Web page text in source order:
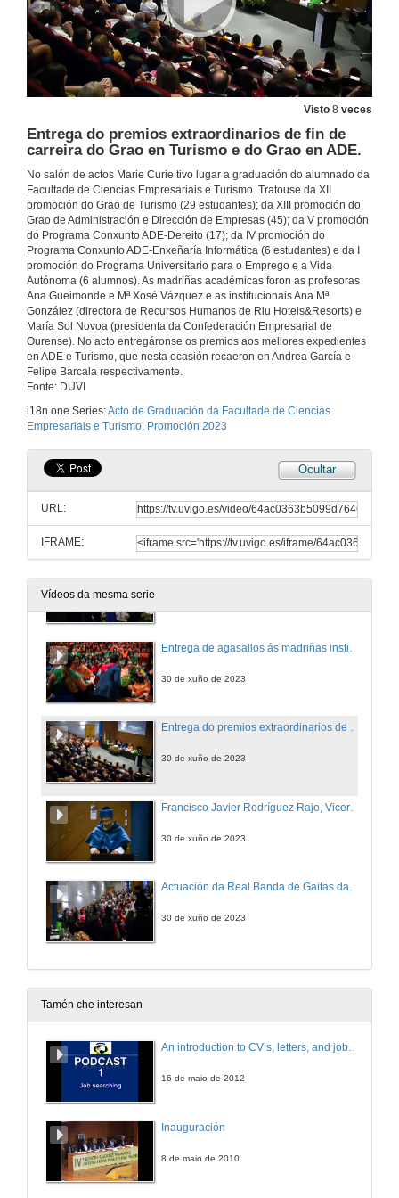
Visto 8 veces
Entrega do premios extraordinarios de fin de
carreira do Grao en Turismo e do Grao en ADE.
No salón de actos Marie Curie tivo lugar a graduación do alumnado da
Facultade de Ciencias Empresariais e Turismo. Tratouse da XII
promoción do Grao de Turismo (29 estudantes); da XIII promoción do
Grao de Administración e Dirección de Empresas (45); da V promoción
do Programa Conxunto ADE-Dereito (17); da IV promoción do
Programa Conxunto ADE-Enxeñaría Informática (6 estudantes) e da I
promoción do Programa Universitario para o Emprego e a Vida
Autónoma (6 alumnos). As madriñas académicas foron as profesoras
Ana Gueimonde e Mª Xosé Vázquez e as institucionais Ana Mª
González (directora de Recursos Humanos de Riu Hotels&Resorts) e
María Sol Novoa (presidenta da Confederación Empresarial de
Ourense). No acto entregáronse os premios aos mellores expedientes
en ADE e Turismo, que nesta ocasión recaeron en Andrea García e
Felipe Barcala respectivamente.
Fonte: DUVI
i18n.one.Series:Acto de Graduación da Facultade de Ciencias
Empresariais e Turismo. Promoción 2023
Ocultar
URL:
IFRAME:
Vídeos da mesma serie
Intervención de Ana María González, madriña institucional da duodécima promoción do Grao en Turismo
30 de xuño de 2023
Intervención de Maria Sol Novoa Rodríguez, madriña institucional da13ª promoción do Grao en Administración e Dirección de Empresas, da 4ª promoción do pceo ADE-Enxeñaría Informática e da 5ª promoción do pceo ADE-Dereito
Intervención de Sara González Rúa e Gissela del Rocio Guamá Heredia, representantes da titulación de Turismo
30 de xuño de 2023
Intervención de Edgar Currás Fernández e Adrián Martínez Solleiro, representantes da titulación de ADE
30 de xuño de 2023
30 de xuño de 2023
30 de xuño de 2023
30 de xuño de 2023
Entrega do premios extraordinarios de fin de carreira do Grao en Turismo e do Grao en ADE.
30 de xuño de 2023
30 de xuño de 2023
Actuación da Real Banda de Gaitas da Depùtación de Ourense
30 de xuño de 2023
Tamén che interesan
An introduction to CV’s, letters, and job searching
16 de maio de 2012
Inauguración
8 de maio de 2010